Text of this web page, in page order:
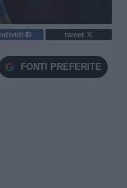
tweet
FONTI PREFERITE